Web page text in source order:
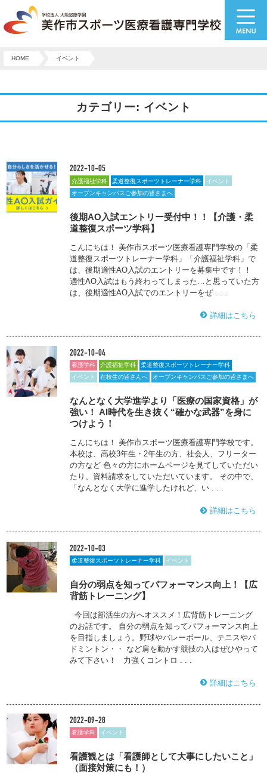
HOME イベント
カテゴリー: イベント
2022-10-05
介護福祉学科 柔道整復スポーツトレーナー学科
イベント
オープンキャンパスご参加の皆さまへ
後期AO入試エントリー受付中！！【介護・柔
道整復スポーツ学科】
こんにちは！ 美作市スポーツ医療看護専門学校の「柔
道整復スポーツトレーナー学科」「介護福祉学科」で
は、後期適性AO入試のエントリーを募集中です！！
適性AO入試はもう終わってしまった…と思っていた方
は、後期適性AO入試でのエントリーをぜ . . .
詳細はこちら
2022-10-04
看護学科 介護福祉学科
柔道整復スポーツトレーナー学科
イベント
在校生の皆さんへ オープンキャンパスご参加の皆さまへ
なんとなく大学進学より「医療の国家資格」が
強い！ AI時代を生き抜く“確かな武器”を身に
つけよう！
こんにちは！ 美作市スポーツ医療看護専門学校です。
本校は、高校3年生・2年生の方、社会人、フリーター
の方など 色々の方にホームページを見てしていただい
たり、資料請求をしていただいています。 その中で、
「なんとなく大学に進学したけれど、い . . .
詳細はこちら
2022-10-03
柔道整復スポーツトレーナー学科 イベント
自分の弱点を知ってパフォーマンス向上！【広
背筋トレーニング】
今回は部活生の方へオススメ！広背筋トレーニング
のお話です。 自分の弱点を知ってパフォーマンス向上
を目指しましょう。野球やバレーボール、テニスやバ
ドミントン・・ など肩を動かす競技の人はぜひやって
みて下さい！ 力強くコントロ . . .
詳細はこちら
2022-09-28
看護学科 イベント
看護観とは「看護師として大事にしたいこと」
（面接対策にも！）